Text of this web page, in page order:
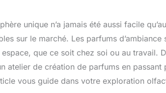
unique n’a jamais été aussi facile
sur le marché. Les parfums
espace, que ce soit chez soi ou au travail.
atelier de création de parfums en
vous guide dans votre exploration